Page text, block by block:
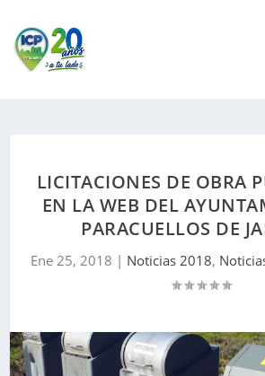
LICITACIONES DE OBRA
EN LA WEB DEL
PARACUELLOS DE
Ene 25, 2018 | Noticias 2018,